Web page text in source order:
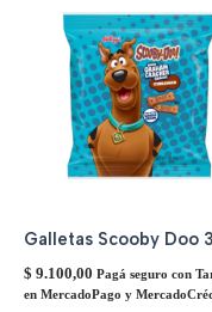
Galletas Scooby Doo
$ 9.100,00 Pagá seguro con
en MercadoPago y